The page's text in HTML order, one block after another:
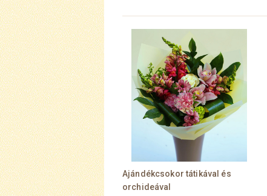
Ajándékcsokor tátikával és
orchideával